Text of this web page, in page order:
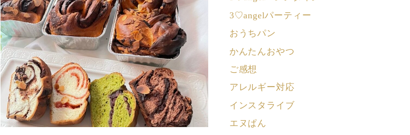
3♡angelパーティー
おうちパン
かんたんおやつ
ご感想
アレルギー対応
インスタライブ
エヌぱん